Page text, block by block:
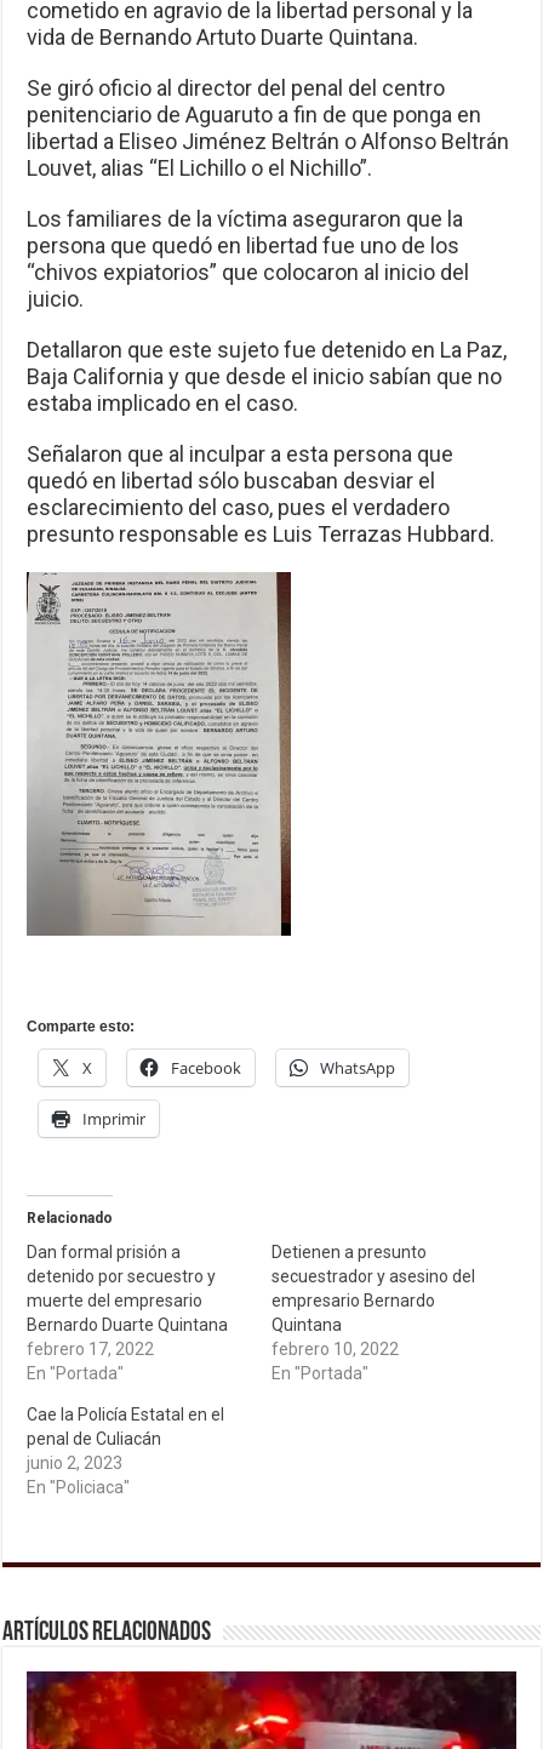
cometido en agravio de la libertad personal y la
vida de Bernando Artuto Duarte Quintana.
Se giró oficio al director del penal del centro
penitenciario de Aguaruto a fin de que ponga en
libertad a Eliseo Jiménez Beltrán o Alfonso Beltrán
Louvet, alias “El Lichillo o el Nichillo”.
Los familiares de la víctima aseguraron que la
persona que quedó en libertad fue uno de los
“chivos expiatorios” que colocaron al inicio del
juicio.
Detallaron que este sujeto fue detenido en La Paz,
Baja California y que desde el inicio sabían que no
estaba implicado en el caso.
Señalaron que al inculpar a esta persona que
quedó en libertad sólo buscaban desviar el
esclarecimiento del caso, pues el verdadero
presunto responsable es Luis Terrazas Hubbard.
Comparte esto:
X Facebook WhatsApp
Imprimir
Relacionado
Dan formal prisión a
detenido por secuestro y
muerte del empresario
Bernardo Duarte Quintana
febrero 17, 2022
En "Portada"
Detienen a presunto
secuestrador y asesino del
empresario Bernardo
Quintana
febrero 10, 2022
En "Portada"
Cae la Policía Estatal en el
penal de Culiacán
junio 2, 2023
En "Policiaca"
Artículos relacionados